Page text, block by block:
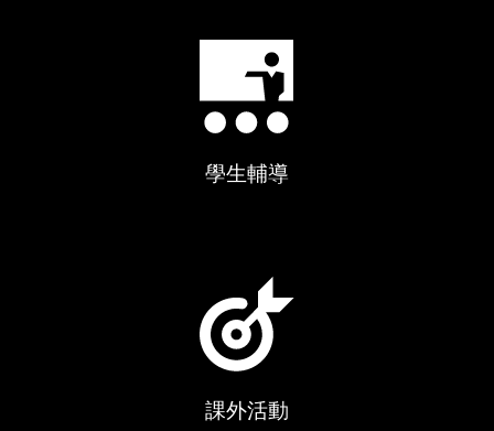
學生輔導
課外活動